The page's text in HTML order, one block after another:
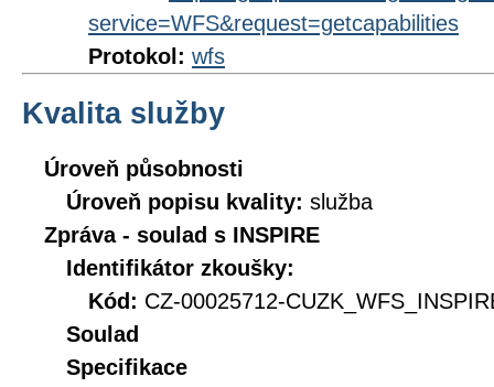
service=WFS&request=getcapabilities
Protokol: wfs
Kvalita služby
Úroveň působnosti
Úroveň popisu kvality: služba
Zpráva - soulad s INSPIRE
Identifikátor zkoušky:
Kód: CZ-00025712-
Soulad
Specifikace